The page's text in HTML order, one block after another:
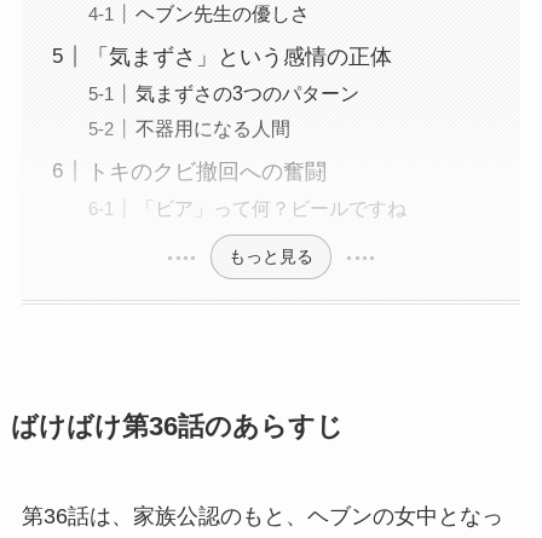
ヘブン先生の優しさ
「気まずさ」という感情の正体
気まずさの3つのパターン
不器用になる人間
トキのクビ撤回への奮闘
「ビア」って何？ビールですね
もっと見る
ばけばけ第36話のあらすじ
第36話は、家族公認のもと、ヘブンの女中となっ